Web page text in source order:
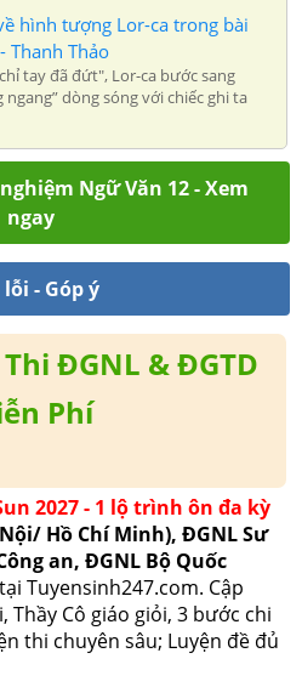
hình tượng Lor-ca trong bài
Thanh Thảo
tay đã đứt", Lor-ca bước sang
dòng sóng với chiếc ghi ta
Ngữ Văn 12 - Xem
ngay
lỗi - Góp ý
ĐGNL & ĐGTD
Phí
2027 - 1 lộ trình ôn đa kỳ
Hồ Chí Minh), ĐGNL Sư
an, ĐGNL Bộ Quốc
tại Tuyensinh247.com. Cập
Thầy Cô giáo giỏi, 3 bước chi
thi chuyên sâu; Luyện đề đủ